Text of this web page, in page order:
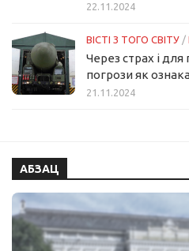
22.11.2024
ВІСТІ З ТОГО СВІТУ /
Через страх і для
погрози як
21.11.2024
АБЗАЦ